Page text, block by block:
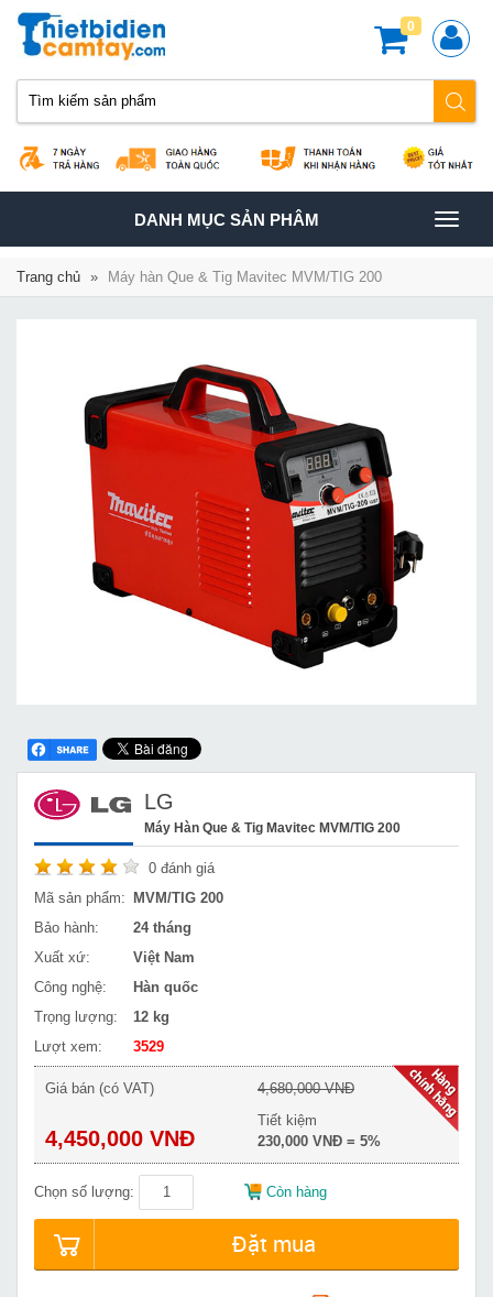
0
TOGGLE
NAVIGATION
DANH MỤC SẢN PHÂM
Trang chủ » Máy hàn Que & Tig Mavitec MVM/TIG 200
LG
Máy Hàn Que & Tig Mavitec MVM/TIG 200
0 đánh giá
Mã sản phẩm:
MVM/TIG 200
Bảo hành:
24 tháng
Xuất xứ:
Việt Nam
Công nghệ:
Hàn quốc
Trọng lượng:
12 kg
Lượt xem:
3529
Giá bán (có VAT)
4,450,000 VNĐ
4,680,000 VNĐ
Tiết kiệm
230,000 VNĐ = 5%
Chọn số lượng: Còn hàng
Đặt mua